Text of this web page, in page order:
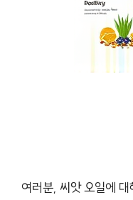
여러분, 씨앗 오일에